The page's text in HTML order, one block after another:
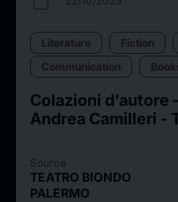
Literature Fiction
Communication
Colazioni d’autore
Andrea Camilleri -
Source
TEATRO BIONDO
PALERMO